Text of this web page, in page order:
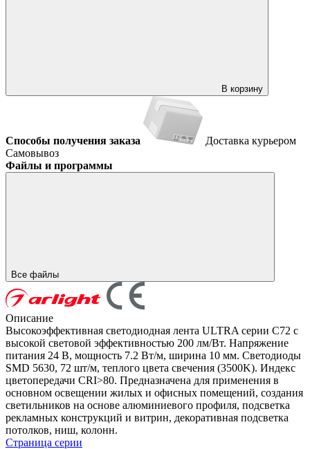
В корзину
Способы получения заказа
Доставка курьером
Самовывоз
Файлы и программы
Все файлы
Описание
Высокоэффективная светодиодная лента ULTRA серии C72 с
высокой световой эффективностью 200 лм/Вт. Напряжение
питания 24 В, мощность 7.2 Вт/м, ширина 10 мм. Светодиоды
SMD 5630, 72 шт/м, теплого цвета свечения (3500K). Индекс
цветопередачи CRI>80. Предназначена для применения в
основном освещении жилых и офисных помещений, создания
светильников на основе алюминиевого профиля, подсветка
рекламных конструкций и витрин, декоративная подсветка
потолков, ниш, колонн.
Страница серии